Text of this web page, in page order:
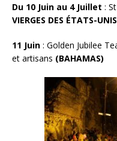
Du 10 Juin au 4 Juillet :
VIERGES DES ÉTATS-
11 Juin : Golden Jubilee
et artisans (BAHAMAS)